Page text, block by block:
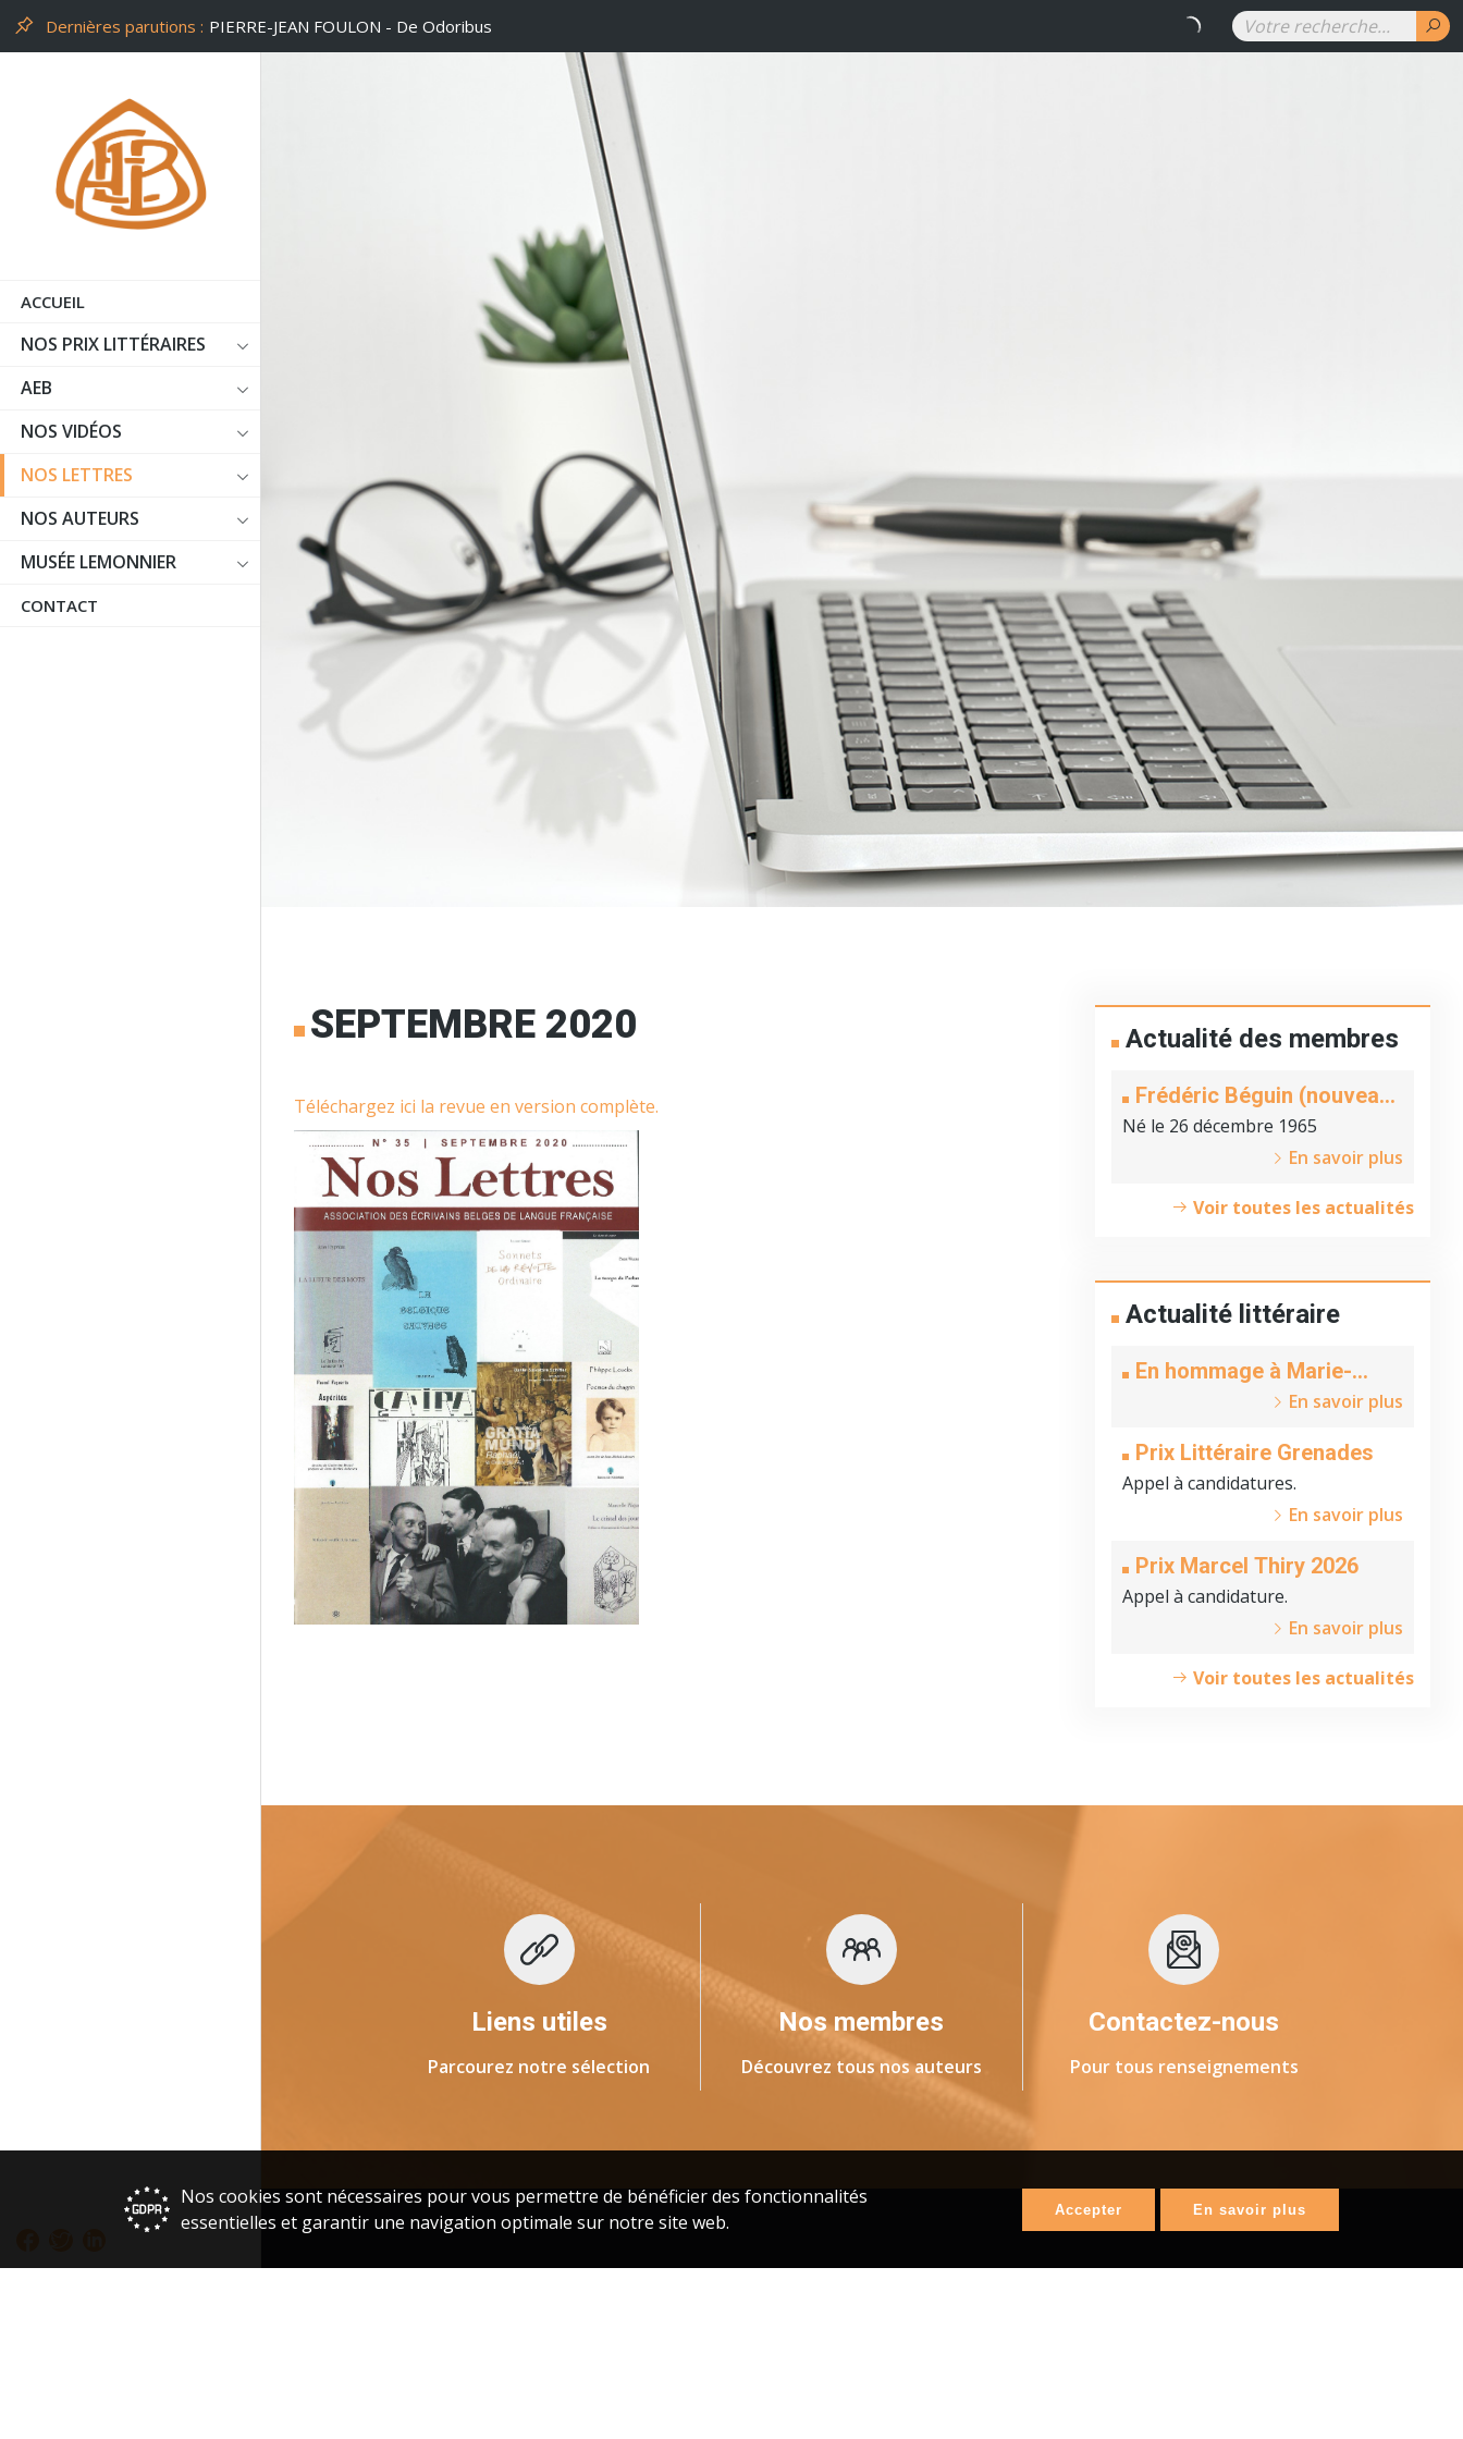
Nos cookies sont nécessaires pour vous permettre de bénéficier des fonctionnalités
essentielles et garantir une navigation optimale sur notre site web.
Accepter En savoir plus
ACCUEIL
NOS PRIX LITTÉRAIRES
AEB
NOS VIDÉOS
NOS LETTRES
NOS AUTEURS
MUSÉE LEMONNIER
CONTACT
Dernières parutions : PHILIPPE LEUCKX - Un peu d'air RENAUD DENUIT - Les couleurs
SEPTEMBRE 2020
Téléchargez ici la revue en version complète.
Actualité des membres
Frédéric Béguin (nouveau
membre)
Né le 26 décembre 1965
En savoir plus
Voir toutes les actualités
Actualité littéraire
En hommage à Marie-
En savoir plus
Prix Littéraire Grenades
Appel à candidatures.
En savoir plus
Prix Marcel Thiry 2026
Appel à candidature.
En savoir plus
Voir toutes les actualités
Liens utiles
Parcourez notre sélection
Nos membres
Découvrez tous nos auteurs
Contactez-nous
Pour tous renseignements